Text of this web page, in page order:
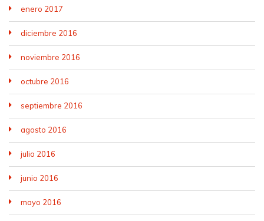
enero 2017
diciembre 2016
noviembre 2016
octubre 2016
septiembre 2016
agosto 2016
julio 2016
junio 2016
mayo 2016